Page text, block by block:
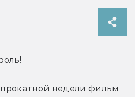
недели фильм